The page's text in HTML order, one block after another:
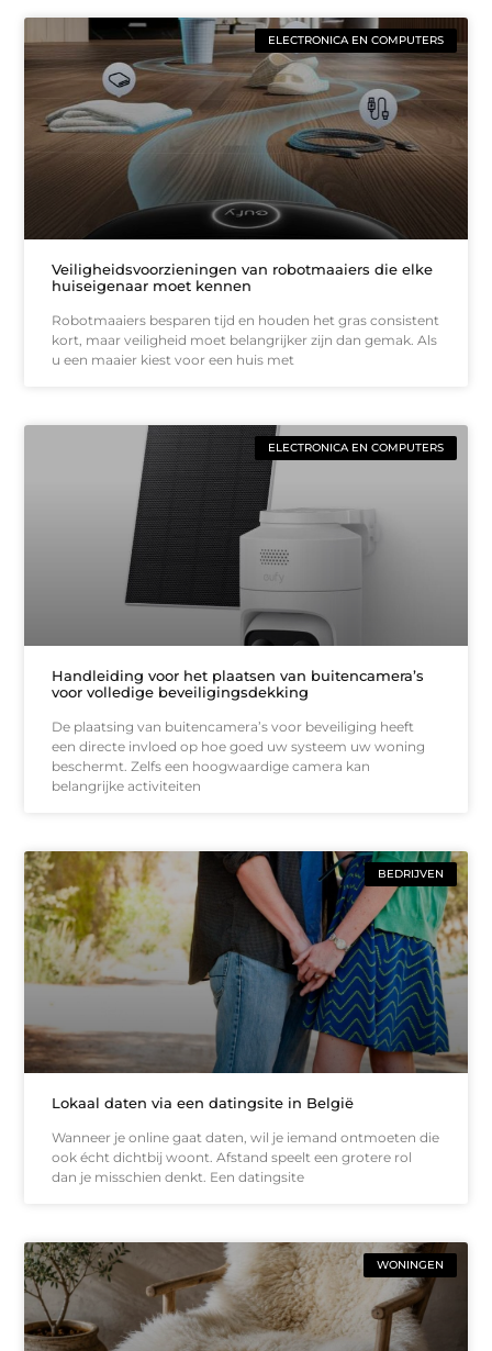
ELECTRONICA EN COMPUTERS
Veiligheidsvoorzieningen van robotmaaiers die elke
huiseigenaar moet kennen
Robotmaaiers besparen tijd en houden het gras consistent
kort, maar veiligheid moet belangrijker zijn dan gemak. Als
u een maaier kiest voor een huis met
ELECTRONICA EN COMPUTERS
Handleiding voor het plaatsen van buitencamera’s
voor volledige beveiligingsdekking
De plaatsing van buitencamera’s voor beveiliging heeft
een directe invloed op hoe goed uw systeem uw woning
beschermt. Zelfs een hoogwaardige camera kan
belangrijke activiteiten
BEDRIJVEN
Lokaal daten via een datingsite in België
Wanneer je online gaat daten, wil je iemand ontmoeten die
ook écht dichtbij woont. Afstand speelt een grotere rol
dan je misschien denkt. Een datingsite
WONINGEN